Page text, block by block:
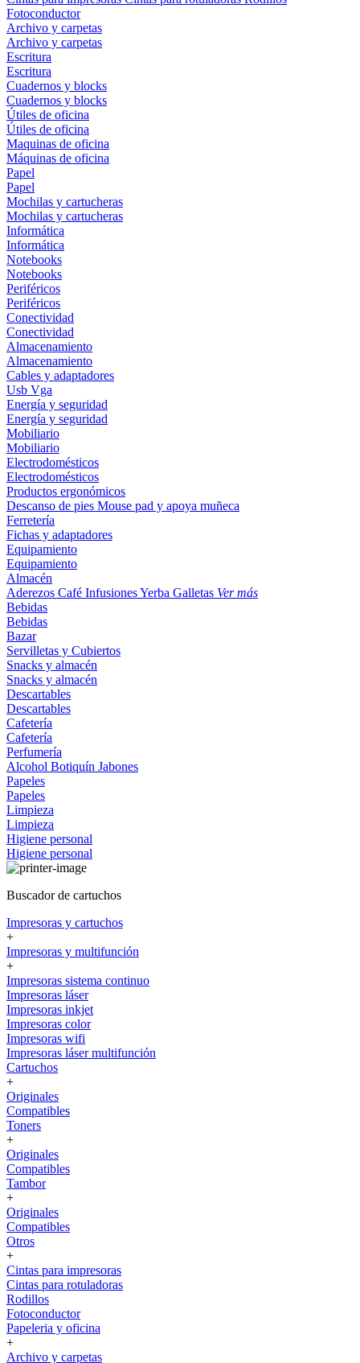
Fotoconductor
Archivo y carpetas
Archivo y carpetas
Escritura
Escritura
Cuadernos y blocks
Cuadernos y blocks
Útiles de oficina
Útiles de oficina
Maquinas de oficina
Máquinas de oficina
Papel
Papel
Mochilas y cartucheras
Mochilas y cartucheras
Informática
Informática
Notebooks
Notebooks
Periféricos
Periféricos
Conectividad
Conectividad
Almacenamiento
Almacenamiento
Cables y adaptadores
Usb Vga
Energía y seguridad
Energía y seguridad
Mobiliario
Mobiliario
Electrodomésticos
Electrodomésticos
Productos ergonómicos
Descanso de pies Mouse pad y apoya muñeca
Ferretería
Fichas y adaptadores
Equipamiento
Equipamiento
Almacén
Aderezos Café InfusionesYerba Galletas Ver más
Bebidas
Bebidas
Bazar
Servilletas y Cubiertos
Snacks y almacén
Snacks y almacén
Descartables
Descartables
Cafetería
Cafetería
Perfumería
Alcohol Botiquín Jabones
Papeles
Papeles
Limpieza
Limpieza
Higiene personal
Higiene personal
Buscador de cartuchos
Impresoras y cartuchos
+
Impresoras y multifunción
+
Impresoras sistema continuo
Impresoras láser
Impresoras inkjet
Impresoras color
Impresoras wifi
Impresoras láser multifunción
Cartuchos
+
Originales
Compatibles
Toners
+
Originales
Compatibles
Tambor
+
Originales
Compatibles
Otros
+
Cintas para impresoras
Cintas para rotuladoras
Rodillos
Fotoconductor
Papeleria y oficina
+
Archivo y carpetas